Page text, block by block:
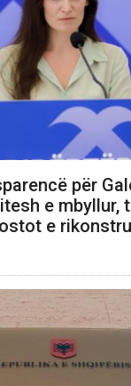
për
e mbyllur,
e